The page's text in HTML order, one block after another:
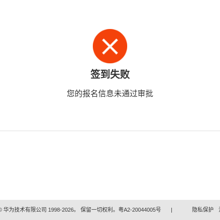
签到失败
您的报名信息未通过审批
华为技术有限公司 1998-2026。 保留一切权利。粤A2-20044005号 | 隐私保护